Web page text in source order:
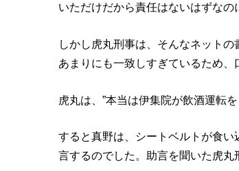
いただけだから責任はないはずなの
しかし虎丸刑事は、そんなネット
あまりにも一致しすぎているため、
虎丸は、”本当は伊集院が飲酒運転
すると真野は、シートベルトが食い
言するのでした。助言を聞いた虎丸